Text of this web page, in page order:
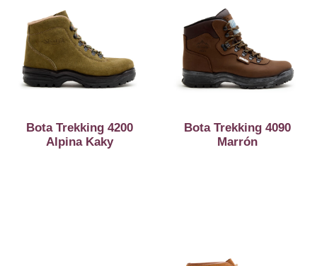
Bota Trekking 4200
Alpina Kaky
Bota Trekking 4090
Marrón